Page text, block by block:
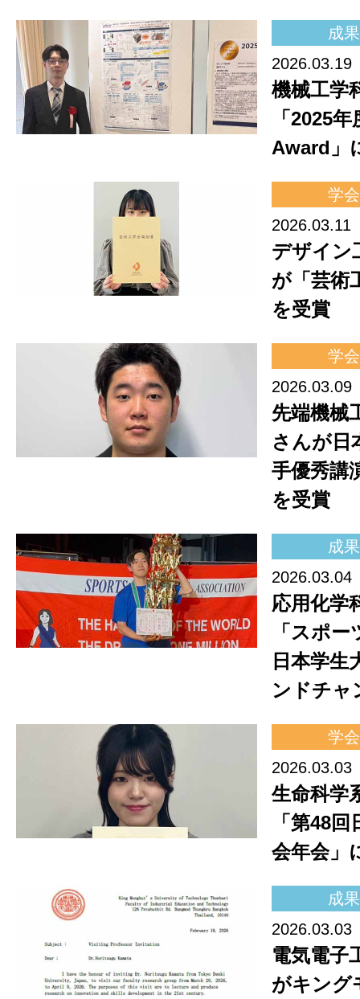
成果
2026.03.19
機械工学
「2025
Award」
学会
2026.03.11
デザイン
が「芸術
を受賞
学会
2026.03.09
先端機械
さんが日
手優秀講
を受賞
成果
2026.03.04
応用化学
「スポ
日本学生
ンドチャ
学会
2026.03.03
生命科学
「第48
会年会」
成果
2026.03.03
電気電子
がキング